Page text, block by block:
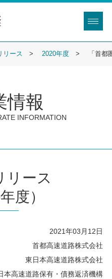
リース 2020年度 「首
情報
INFORMATION
リース
度）
2021年03月12日
首都高速道路株式会社
東日本高速道路株式会社
本高速道路保有・債務返済機構